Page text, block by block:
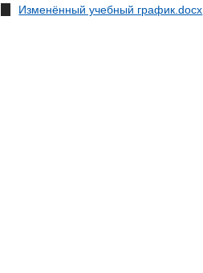
Изменённый учебный график.docx